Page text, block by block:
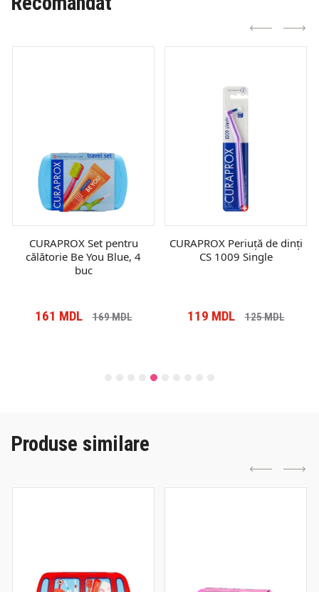
CURAPROX Set pentru
călătorie Be You Blue, 4
buc
161 MDL 169MDL
CURAPROX Periuță de dinți
CS 1009 Single
119 MDL 125MDL
Produse similare